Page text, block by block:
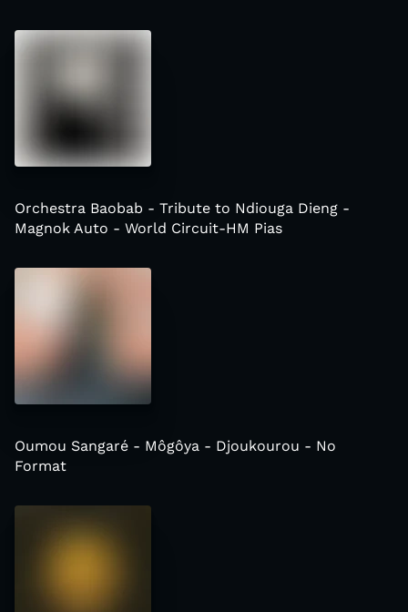
Orchestra Baobab - Tribute to Ndiouga Dieng -
Magnok Auto - World Circuit-HM Pias
Oumou Sangaré - Môgôya - Djoukourou - No
Format